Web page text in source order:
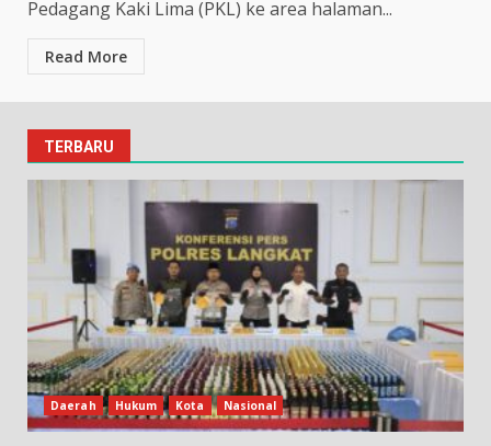
Pedagang Kaki Lima (PKL) ke area halaman...
Read More
TERBARU
Daerah Hukum Kota Nasional